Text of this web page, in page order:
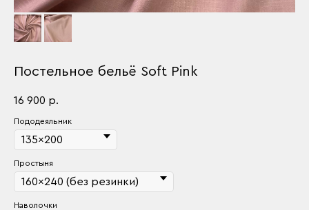
Постельное бельё Soft Pink
16 900 р.
Пододеяльник
Простыня
Наволочки